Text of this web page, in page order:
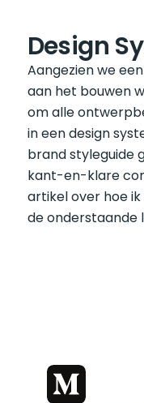
Design
Aangezien we
aan het bouwen
om alle
in een design
brand styleguide
kant-en-klare
artikel over hoe
de onderstaande